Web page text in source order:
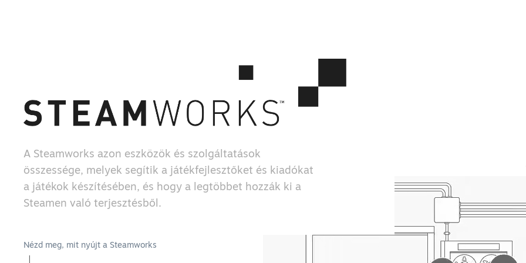
A Steamworks azon eszközök és szolgáltatások
összessége, melyek segítik a játékfejlesztőket és kiadókat
a játékok készítésében, és hogy a legtöbbet hozzák ki a
Steamen való terjesztésből.
Nézd meg, mit nyújt a Steamworks